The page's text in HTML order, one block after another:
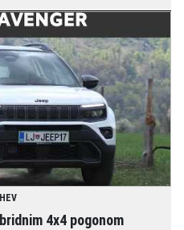
4x4 pogonom